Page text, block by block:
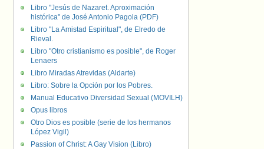
Libro "Jesús de Nazaret. Aproximación
histórica" de José Antonio Pagola (PDF)
Libro "La Amistad Espiritual", de Elredo de
Rieval.
Libro "Otro cristianismo es posible", de Roger
Lenaers
Libro Miradas Atrevidas (Aldarte)
Libro: Sobre la Opción por los Pobres.
Manual Educativo Diversidad Sexual (MOVILH)
Opus libros
Otro Dios es posible (serie de los hermanos
López Vigil)
Passion of Christ: A Gay Vision (Libro)